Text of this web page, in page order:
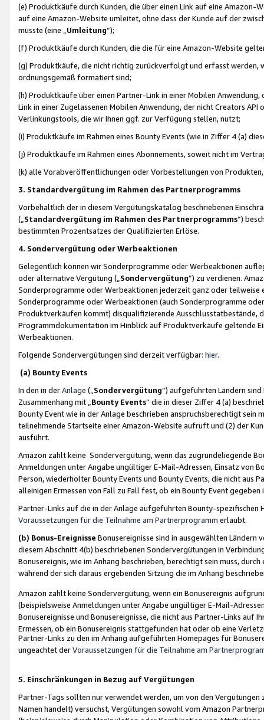
(e) Produktkäufe durch Kunden, die über einen Link auf eine
auf eine Amazon-Website umleitet, ohne dass der Kunde auf der
müsste (eine „ Umleitung“);
(f) Produktkäufe durch Kunden, die die für eine Amazon-Website
(g) Produktkäufe, die nicht richtig zurückverfolgt und erfasst werden,
ordnungsgemäß formatiert sind;
(h) Produktkäufe über einen Partner-Link in einer Mobilen
Link in einer Zugelassenen Mobilen Anwendung, der nicht Creators
Verlinkungstools, die wir Ihnen ggf. zur Verfügung stellen, nutzt;
(i) Produktkäufe im Rahmen eines Bounty Events (wie in Ziffer 4 (a)
(j) Produktkäufe im Rahmen eines Abonnements, soweit nicht im
(k) alle Vorabveröffentlichungen oder Vorbestellungen von
3. Standardvergütung im Rahmen des Partnerprogramms
Vorbehaltlich der in diesem Vergütungskatalog beschriebenen
(„ Standardvergütung im Rahmen des Partnerprogramms“)
bestimmten Prozentsatzes der Qualifizierten Erlöse.
4. Sondervergütung oder Werbeaktionen
Gelegentlich können wir Sonderprogramme oder Werbeaktionen
oder alternative Vergütung („ Sondervergütung”) zu verdienen.
Sonderprogramme oder Werbeaktionen jederzeit ganz oder
Sonderprogramme oder Werbeaktionen (auch Sonderprogramme
Produktverkäufen kommt) disqualifizierende Ausschlusstatbestände,
Programmdokumentation im Hinblick auf Produktverkäufe geltende
Werbeaktionen.
Folgende Sondervergütungen sind derzeit verfügbar: hier.
(a) Bounty Events
In den in derAnlage („ Sondervergütung“) aufgeführten Ländern
Zusammenhang mit „ Bounty Events“ die in dieser Ziffer 4 (a)
Bounty Event wie in der Anlage beschrieben anspruchsberechtigt sein
teilnehmende Startseite einer Amazon-Website aufruft und (2) der
ausführt.
Amazon zahlt keine Sondervergütung, wenn das zugrundeliegende
Anmeldungen unter Angabe ungültiger E-Mail-Adressen, Einsatz von
Person, wiederholter Bounty Events und Bounty Events, die nicht
alleinigen Ermessen von Fall zu Fall fest, ob ein Bounty Event
Partner-Links auf die in der Anlage aufgeführten Bounty-spezifischen
Voraussetzungen für die Teilnahme am Partnerprogramm erlaubt.
(b) Bonus-Ereignisse Bonusereignisse sind in ausgewählten Ländern
diesem Abschnitt 4(b) beschriebenen Sondervergütungen in
Bonusereignis, wie im Anhang beschrieben, berechtigt sein muss,
während der sich daraus ergebenden Sitzung die im Anhang
Amazon zahlt keine Sondervergütung, wenn ein Bonusereignis
(beispielsweise Anmeldungen unter Angabe ungültiger E-Mail-
Bonusereignisse und Bonusereignisse, die nicht aus Partner-Links auf
Ermessen, ob ein Bonusereignis stattgefunden hat oder ob eine
Partner-Links zu den im Anhang aufgeführten Homepages für
ungeachtet derVoraussetzungen für die Teilnahme am
5. Einschränkungen in Bezug auf Vergütungen
Partner-Tags sollten nur verwendet werden, um von den
Namen handelt) versuchst, Vergütungen sowohl vom Amazon